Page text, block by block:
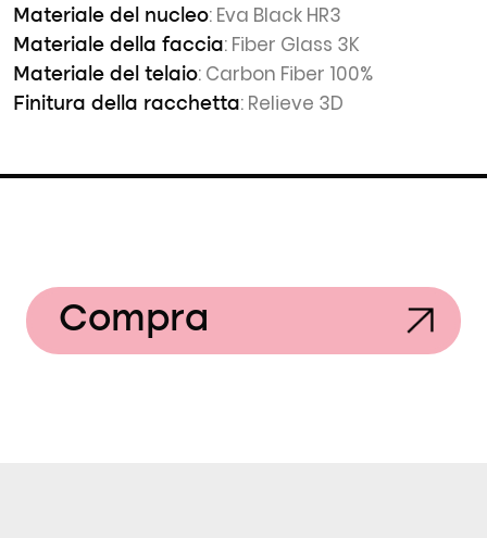
Materiale del nucleo: Eva Black HR3
Materiale della faccia: Fiber Glass 3K
Materiale del telaio: Carbon Fiber 100%
Finitura della racchetta: Relieve 3D
Compra